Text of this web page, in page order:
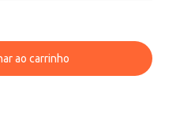
ao carrinho